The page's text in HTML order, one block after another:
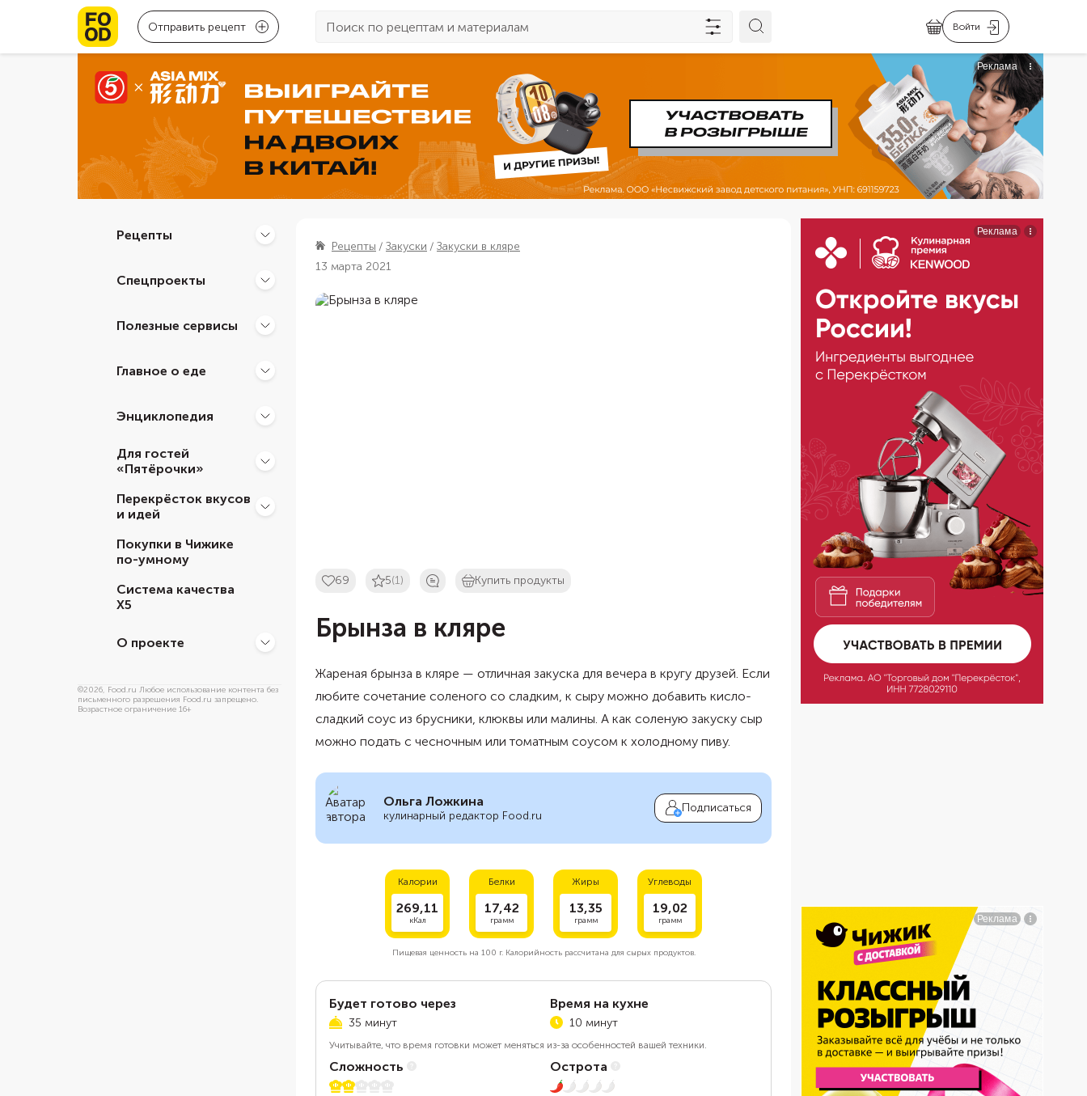
Отправить рецепт Войти
Рецепты
Спецпроекты
Полезные сервисы
Главное о еде
Энциклопедия
Для гостей
«Пятёрочки»
Перекрёсток вкусов
и идей
Покупки в Чижике
по-умному
Система качества
Х5
О проекте
©2026, Food.ru Любое использование контента без
письменного разрешения Food.ru запрещено.
Возрастное ограничение 16+
Рецепты Закуски
Закуски в кляре
13 марта 2021
69 5(1) Купить продукты
Брынза в кляре
Жареная брынза в кляре — отличная закуска для вечера в кругу друзей. Если
любите сочетание соленого со сладким, к сыру можно добавить кисло-
сладкий соус из брусники, клюквы или малины. А как соленую закуску сыр
можно подать с чесночным или томатным соусом к холодному пиву.
Ольга Ложкина
кулинарный редактор Food.ru
Подписаться
Калории
269,11
кКал
Белки
17,42
грамм
Жиры
13,35
грамм
Углеводы
19,02
грамм
Пищевая ценность на 100 г.Калорийность рассчитана для сырых продуктов.
Будет готово через
35 минут
Время на кухне
10 минут
Учитывайте, что время готовки может меняться из-за особенностей вашей техники.
Сложность
2 из 5
Острота
1 из 5